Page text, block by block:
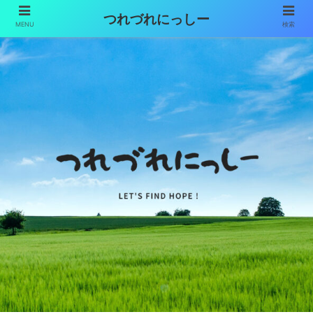
MENU つれづれにっしー 検索